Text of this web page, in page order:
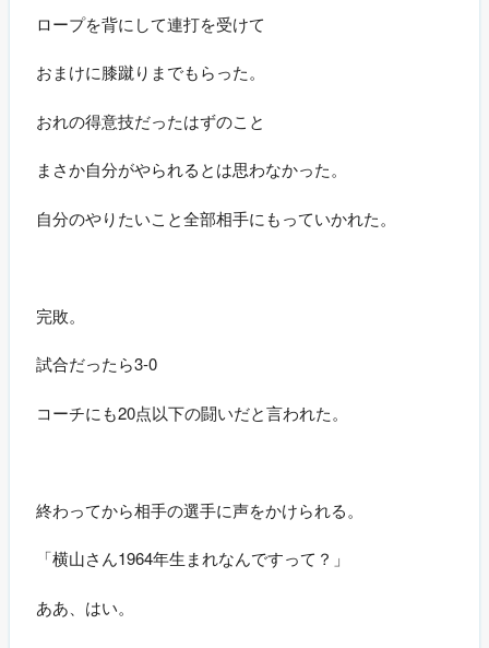
ロープを背にして連打を受けて
おまけに膝蹴りまでもらった。
おれの得意技だったはずのこと
まさか自分がやられるとは思わなかった。
自分のやりたいこと全部相手にもっていかれた。
完敗。
試合だったら3-0
コーチにも20点以下の闘いだと言われた。
終わってから相手の選手に声をかけられる。
「横山さん1964年生まれなんですって？」
ああ、はい。